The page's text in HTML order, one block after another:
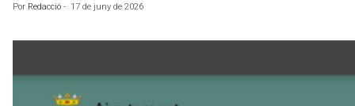
Por Redacció - 17 de juny de 2026